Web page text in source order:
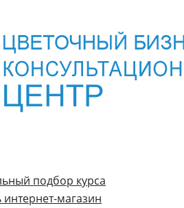
подбор курса
интернет-магазин